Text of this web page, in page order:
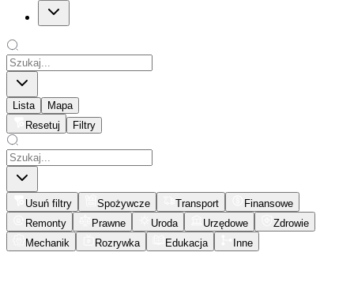
Lista
Mapa
Resetuj
Filtry
Usuń filtry Spożywcze Transport
Finansowe
Remonty
Prawne Uroda Urzędowe
Zdrowie
Mechanik
Rozrywka Edukacja Inne